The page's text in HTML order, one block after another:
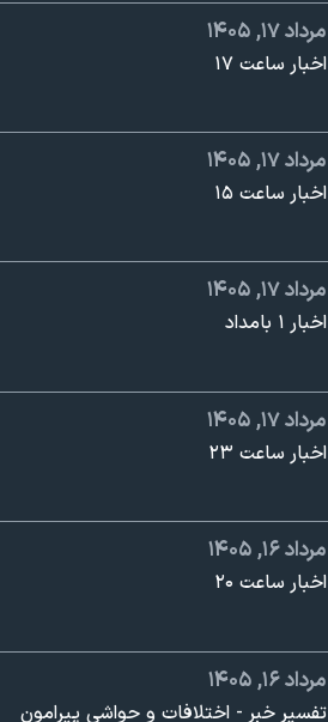
مرداد ۱۷, ۱۴۰۵
اخبار ساعت ۱۷
مرداد ۱۷, ۱۴۰۵
اخبار ساعت ۱۵
مرداد ۱۷, ۱۴۰۵
اخبار ۱ بامداد
مرداد ۱۷, ۱۴۰۵
اخبار ساعت ۲۳
مرداد ۱۶, ۱۴۰۵
اخبار ساعت ۲۰
مرداد ۱۶, ۱۴۰۵
تفسیر خبر - اختلافات و حواشی پیرامون